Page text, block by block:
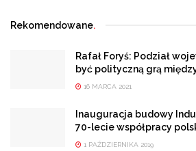
Rekomendowane.
Rafał Foryś: Podział
być polityczną grą
16 MARCA 2021
Inauguracja budowy
70-lecie współpracy
1 PAŹDZIERNIKA 2019